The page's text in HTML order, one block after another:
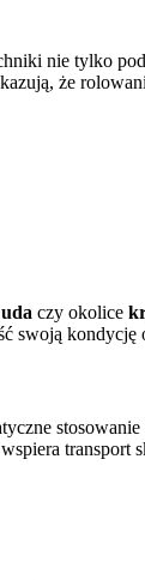
nie tylko
że
czy okolice
swoją kondycję
transport